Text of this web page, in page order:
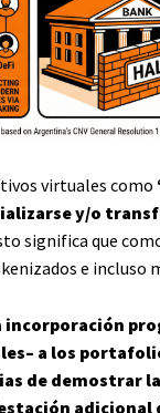
virtuales como
y/o
significa que
e incluso
incorporación
a los
de demostrar
adicional